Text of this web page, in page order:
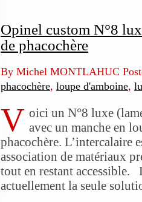
Opinel custom N°8
de phacochère
By Michel MONTLAHUC
phacochère, loupe d'amboine,
V oici un N°8 luxe
avec un manche en
phacochère. L’intercalaire
association de matériaux
tout en restant accessible.
actuellement la seule